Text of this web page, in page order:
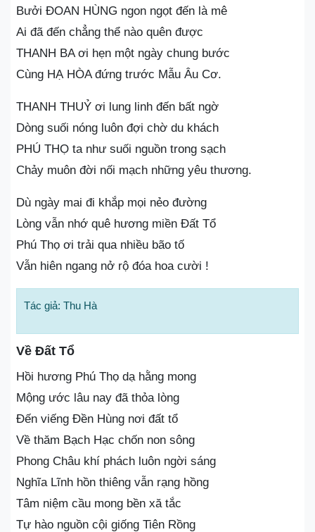
Bưởi ĐOAN HÙNG ngon ngọt đến là mê
Ai đã đến chẳng thể nào quên được
THANH BA ơi hẹn một ngày chung bước
Cùng HẠ HÒA đứng trước Mẫu Âu Cơ.
THANH THUỶ ơi lung linh đến bất ngờ
Dòng suối nóng luôn đợi chờ du khách
PHÚ THỌ ta như suối nguồn trong sạch
Chảy muôn đời nối mạch những yêu thương.
Dù ngày mai đi khắp mọi nẻo đường
Lòng vẫn nhớ quê hương miền Đất Tổ
Phú Thọ ơi trải qua nhiều bão tố
Vẫn hiên ngang nở rộ đóa hoa cười !
Tác giả: Thu Hà
Về Đất Tổ
Hồi hương Phú Thọ dạ hằng mong
Mộng ước lâu nay đã thỏa lòng
Đến viếng Đền Hùng nơi đất tổ
Về thăm Bạch Hạc chốn non sông
Phong Châu khí phách luôn ngời sáng
Nghĩa Lĩnh hồn thiêng vẫn rạng hồng
Tâm niệm cầu mong bền xă tắc
Tự hào nguồn cội giống Tiên Rồng